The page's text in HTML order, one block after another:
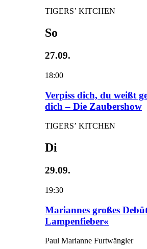
TIGERS’ KITCHEN
So
27.09.
18:00
Verpiss dich, du weißt
dich – Die Zaubershow
TIGERS’ KITCHEN
Di
29.09.
19:30
Mariannes großes
Lampenfieber«
Paul Marianne Furtwängler